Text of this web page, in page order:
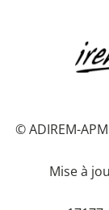
© ADIREM-
Mise à